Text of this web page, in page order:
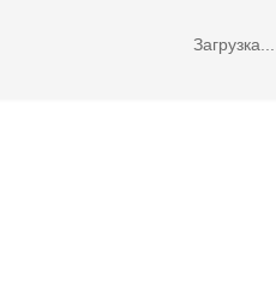
Загрузка...